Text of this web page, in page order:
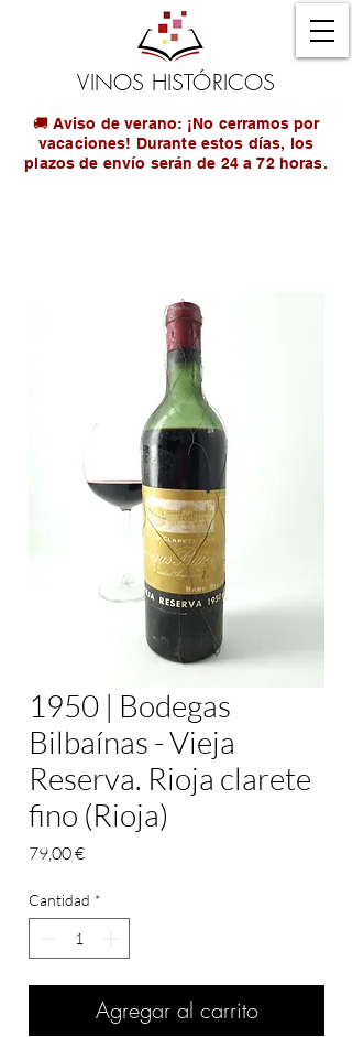
VINOS HISTÓRICOS
🚚 Aviso de verano: ¡No cerramos por
vacaciones! Durante estos días, los
plazos de envío serán de 24 a 72 horas.
1950 | Bodegas
Bilbaínas - Vieja
Reserva. Rioja clarete
fino (Rioja)
79,00 €Precio
Cantidad *
Agregar al carrito